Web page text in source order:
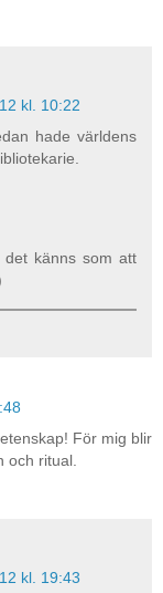
kl. 10:22
hade världens
det känns som att
För mig blir
och ritual.
kl. 19:43